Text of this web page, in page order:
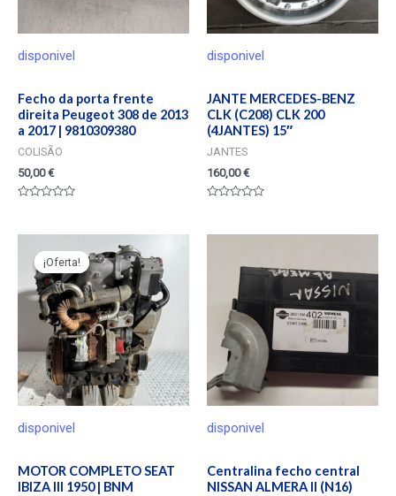
disponivel
Fecho da porta frente
direita Peugeot 308 de 2013
a 2017 | 9810309380
COLISÃO
50,00€
disponivel
JANTE MERCEDES-BENZ
CLK (C208) CLK 200
(4JANTES) 15″
JANTES
160,00€
¡Oferta!
disponivel
¡Oferta!
MOTOR COMPLETO SEAT
IBIZA III 1950 | BNM
disponivel
Centralina fecho central
NISSAN ALMERA II (N16)